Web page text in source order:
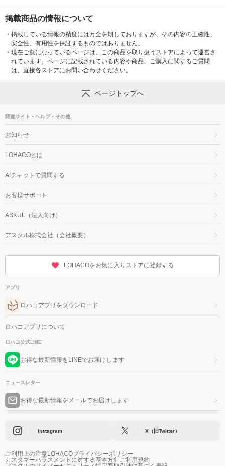
掲載商品の情報について
・ 掲載している情報の精度には万全を期しておりますが、その内容の正確性、
安全性、有用性を保証するものではありません。
・ 現在ご覧になっているページは、この商品を取り扱うストアによって運営さ
れています。ページに記載されている内容や商品、ご購入に関するご質問
は、直接各ストアにお問い合わせください。
ページトップへ
関連サイト・ヘルプ・その他
お知らせ
LOHACOとは
AIチャットで質問する
お客様サポート
ASKUL（法人向け）
アスクル株式会社（会社概要）
LOHACOをお気に入りストアに登録する
アプリ
ロハコアプリをダウンロード
ロハコアプリについて
ロハコ公式LINE
お得な最新情報をLINEでお届けします
ニュースレター
お得な最新情報をメールでお届けします
Instagram X（旧Twitter）
ご利用上の注意LOHACOプライバシーポリシー
カスタマーハラスメントに対する基本方針ご利用規約